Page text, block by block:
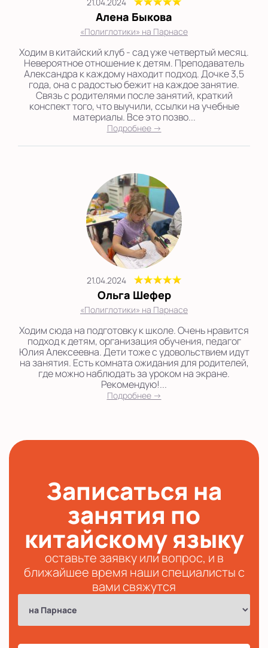
Алена Быкова
«Полиглотики» на Парнасе
Ходим в китайский клуб - сад уже четвертый месяц.
Невероятное отношение к детям. Преподаватель
Александра к каждому находит подход. Дочке 3,5
года, она с радостью бежит на каждое занятие.
Связь с родителями после занятий, краткий
конспект того, что выучили, ссылки на учебные
материалы. Все это позво...
Подробнее →
21.04.2024
Ольга Шефер
«Полиглотики» на Парнасе
Ходим сюда на подготовку к школе. Очень нравится
подход к детям, организация обучения, педагог
Юлия Алексеевна. Дети тоже с удовольствием идут
на занятия. Есть комната ожидания для родителей,
где можно наблюдать за уроком на экране.
Рекомендую!...
Подробнее →
Записаться на
занятия по
китайскому языку
оставьте заявку или вопрос, и в
ближайшее время наши специалисты с
вами свяжутся